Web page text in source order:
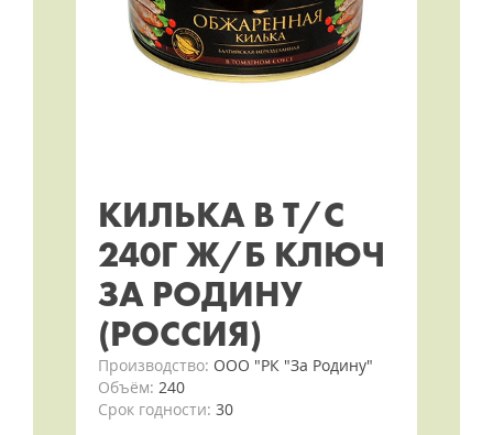
КИЛЬКА В Т/С
240Г Ж/Б КЛЮЧ
ЗА РОДИНУ
(РОССИЯ)
Производство: ООО "РК "За Родину"
Объём: 240
Срок годности: 30